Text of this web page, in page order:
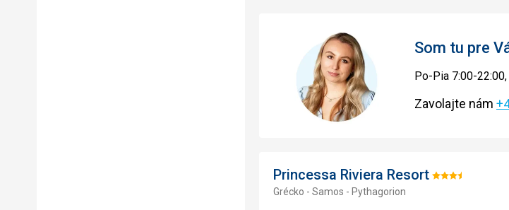
Som tu pre
Po-Pia 7:00-
Zavolajte nám
Princessa Riviera Resort Hodnotenie:
Grécko - Samos - Pythagorion